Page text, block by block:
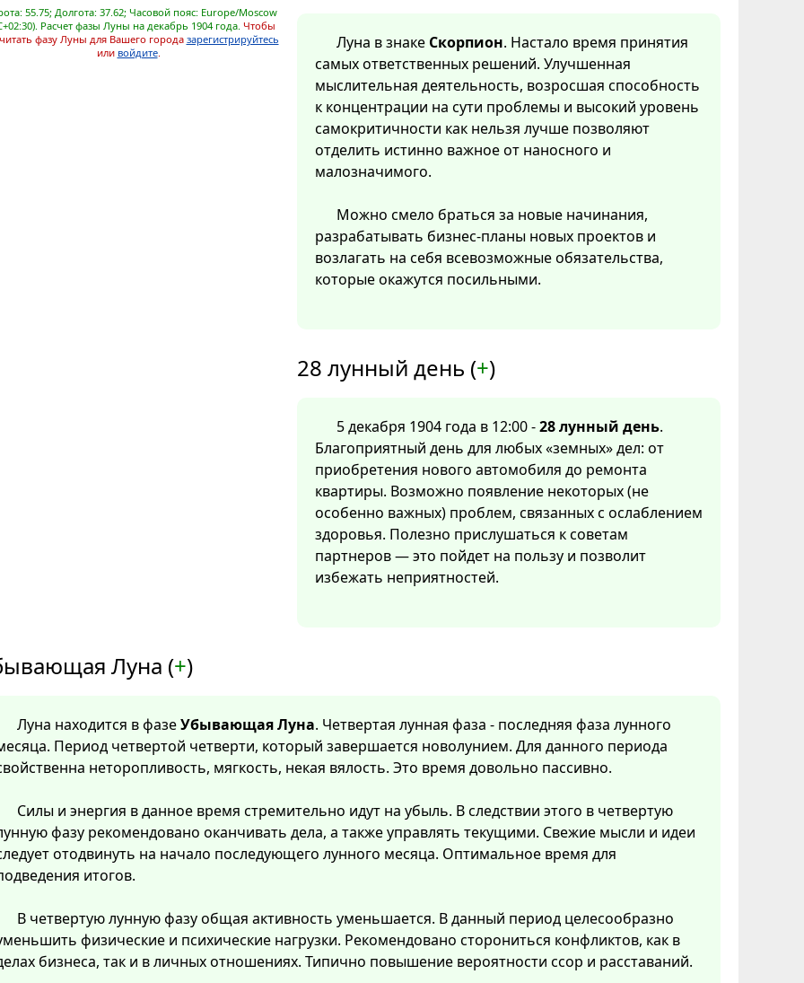
55.75; Долгота: 37.62; Часовой пояс: Europe/Moscow
Расчет фазы Луны на декабрь 1904 года. Чтобы
фазу Луны для Вашего города зарегистрируйтесь
или войдите.
Луна в знаке Скорпион. Настало время принятия
самых ответственных решений. Улучшенная
мыслительная деятельность, возросшая способность
к концентрации на сути проблемы и высокий уровень
самокритичности как нельзя лучше позволяют
отделить истинно важное от наносного и
малозначимого.
Можно смело браться за новые начинания,
разрабатывать бизнес-планы новых проектов и
возлагать на себя всевозможные обязательства,
которые окажутся посильными.
28 лунный день (+)
5 декабря 1904 года в 12:00 -28 лунный день.
Благоприятный день для любых «земных» дел: от
приобретения нового автомобиля до ремонта
квартиры. Возможно появление некоторых (не
особенно важных) проблем, связанных с ослаблением
здоровья. Полезно прислушаться к советам
партнеров — это пойдет на пользу и позволит
избежать неприятностей.
Луна (+)
Луна находится в фазеУбывающая Луна. Четвертая лунная фаза - последняя фаза лунного
Период четвертой четверти, который завершается новолунием. Для данного периода
неторопливость, мягкость, некая вялость. Это время довольно пассивно.
Силы и энергия в данное время стремительно идут на убыль. В следствии этого в четвертую
фазу рекомендовано оканчивать дела, а также управлять текущими. Свежие мысли и идеи
отодвинуть на начало последующего лунного месяца. Оптимальное время для
итогов.
В четвертую лунную фазу общая активность уменьшается. В данный период целесообразно
физические и психические нагрузки. Рекомендовано сторониться конфликтов, как в
бизнеса, так и в личных отношениях. Типично повышение вероятности ссор и расставаний.